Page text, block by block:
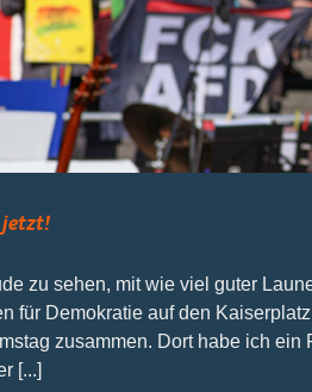
jetzt!
zu sehen, mit wie viel guter
für Demokratie auf den
zusammen. Dort habe ich
[...]